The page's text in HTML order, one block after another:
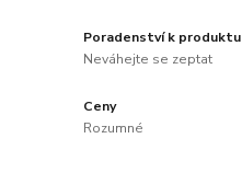
Poradenství k produktu
Neváhejte se zeptat
Ceny
Rozumné